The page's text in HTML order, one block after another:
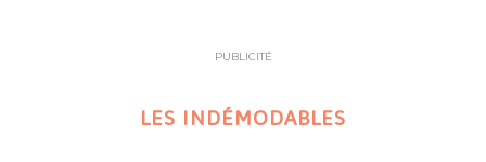
PUBLICITÉ
LES INDÉMODABLES